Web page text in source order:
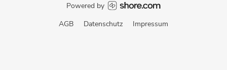
Powered by
AGB
Datenschutz Impressum